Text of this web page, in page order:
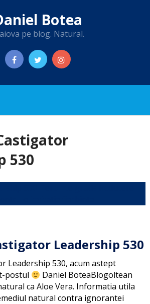
Botea
pe blog. Natural.
530
Leadership 530
Leadership 530, acum astept
postul
Daniel BoteaBlogoltean
ca Aloe Vera. Informatia utila
natural contra ignorantei